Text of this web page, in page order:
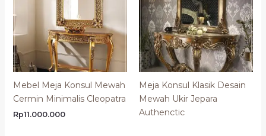
Mebel Meja Konsul Mewah
Cermin Minimalis Cleopatra
Rp11.000.000
Meja Konsul Klasik Desain
Mewah Ukir Jepara
Authenctic